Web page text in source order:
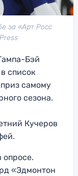
за «Арт Росс
Бэй
список
самому
сезона.
Кучеров
опросе.
«Эдмонтон